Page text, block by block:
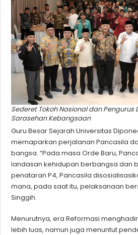
Sederet Tokoh Nasional dan Pengurus
Sarasehan Kebangsaan
Guru Besar Sejarah Universitas
memaparkan perjalanan Pancasila
bangsa. “Pada masa Orde Baru,
landasan kehidupan berbangsa dan
penataran P4, Pancasila
mana, pada saat itu, pelaksanaan
Singgih.
Menurutnya, era Reformasi
lebih luas, namun juga menuntut